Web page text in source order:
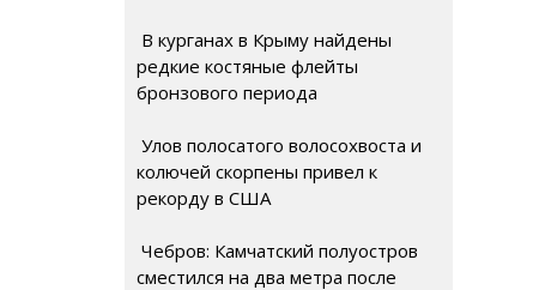
В курганах в Крыму найдены
редкие костяные флейты
бронзового периода
Улов полосатого волосохвоста и
колючей скорпены привел к
рекорду в США
Чебров: Камчатский полуостров
сместился на два метра после